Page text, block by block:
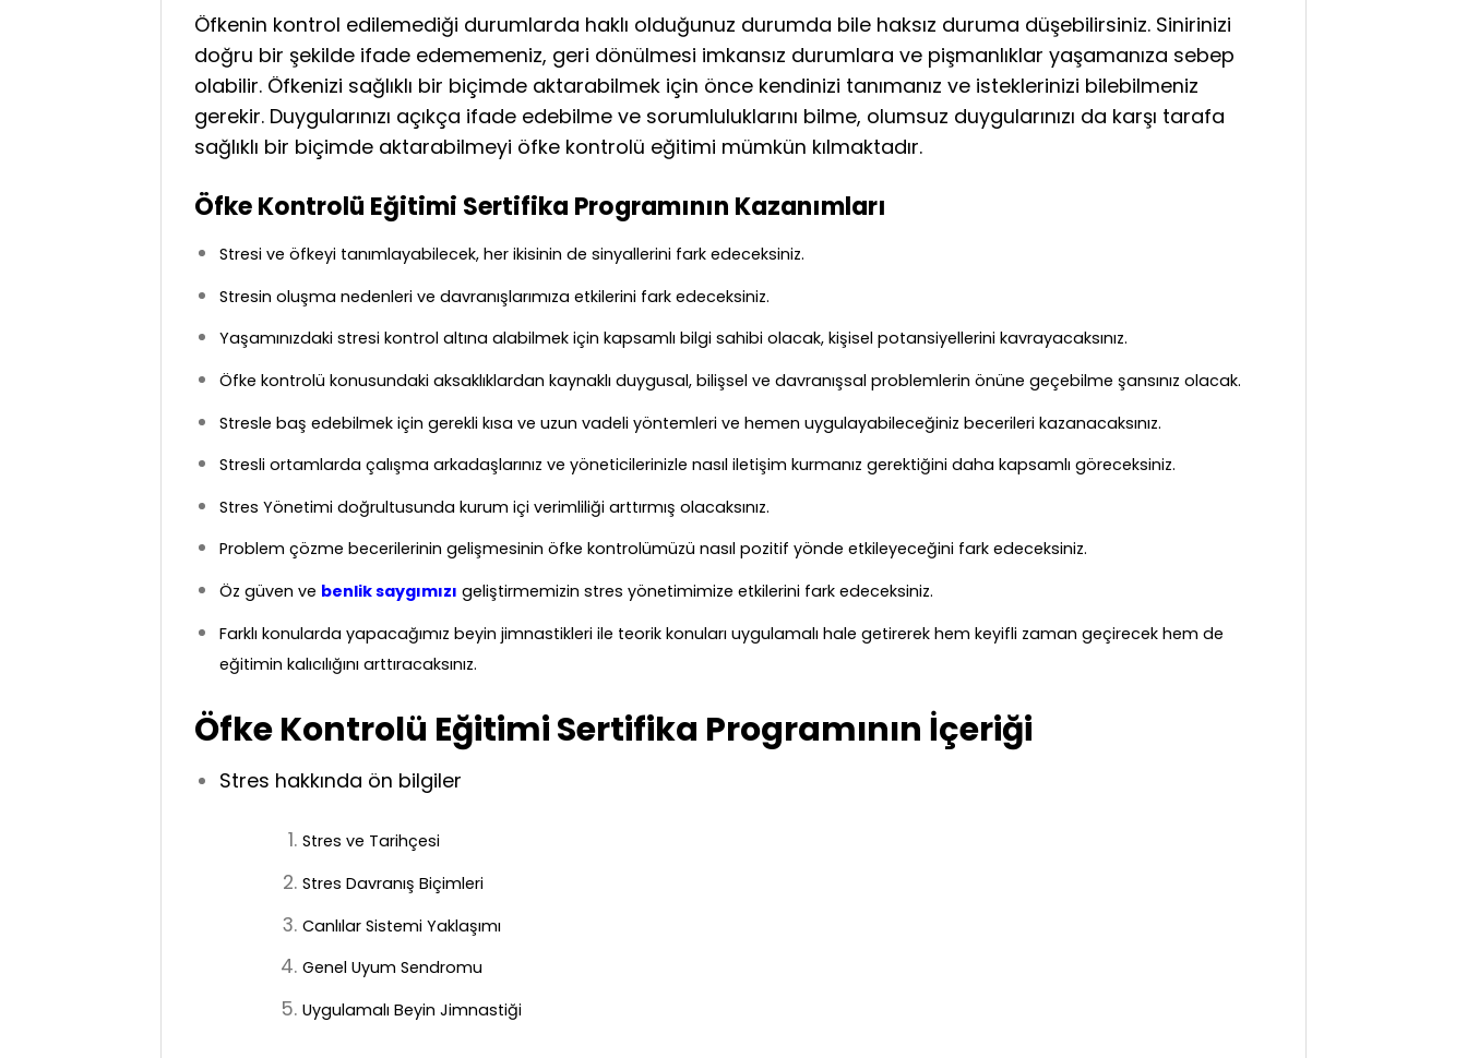
Öfkenin kontrol edilemediği durumlarda haklı olduğunuz durumda bile haksız duruma düşebilirsiniz. Sinirinizi
doğru bir şekilde ifade edememeniz, geri dönülmesi imkansız durumlara ve pişmanlıklar yaşamanıza sebep
olabilir. Öfkenizi sağlıklı bir biçimde aktarabilmek için önce kendinizi tanımanız ve isteklerinizi bilebilmeniz
gerekir. Duygularınızı açıkça ifade edebilme ve sorumluluklarını bilme, olumsuz duygularınızı da karşı tarafa
sağlıklı bir biçimde aktarabilmeyi öfke kontrolü eğitimi mümkün kılmaktadır.
Öfke Kontrolü Eğitimi Sertifika Programının Kazanımları
Stresi ve öfkeyi tanımlayabilecek, her ikisinin de sinyallerini fark edeceksiniz.
Stresin oluşma nedenleri ve davranışlarımıza etkilerini fark edeceksiniz.
Yaşamınızdaki stresi kontrol altına alabilmek için kapsamlı bilgi sahibi olacak, kişisel potansiyellerini kavrayacaksınız.
Öfke kontrolü konusundaki aksaklıklardan kaynaklı duygusal, bilişsel ve davranışsal problemlerin önüne geçebilme şansınız olacak.
Stresle baş edebilmek için gerekli kısa ve uzun vadeli yöntemleri ve hemen uygulayabileceğiniz becerileri kazanacaksınız.
Stresli ortamlarda çalışma arkadaşlarınız ve yöneticilerinizle nasıl iletişim kurmanız gerektiğini daha kapsamlı göreceksiniz.
Stres Yönetimi doğrultusunda kurum içi verimliliği arttırmış olacaksınız.
Problem çözme becerilerinin gelişmesinin öfke kontrolümüzü nasıl pozitif yönde etkileyeceğini fark edeceksiniz.
Öz güven ve benlik saygımızı geliştirmemizin stres yönetimimize etkilerini fark edeceksiniz.
Farklı konularda yapacağımız beyin jimnastikleri ile teorik konuları uygulamalı hale getirerek hem keyifli zaman geçirecek hem de
eğitimin kalıcılığını arttıracaksınız.
Öfke Kontrolü Eğitimi Sertifika Programının İçeriği
Stres hakkında ön bilgiler
Stres ve Tarihçesi
Stres Davranış Biçimleri
Canlılar Sistemi Yaklaşımı
Genel Uyum Sendromu
Uygulamalı Beyin Jimnastiği